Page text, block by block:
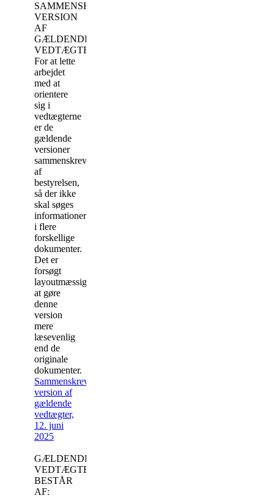
SAMMENSKREVET
VERSION
AF
GÆLDENDE
VEDTÆGTER
For at lette
arbejdet
med at
orientere
sig i
vedtægterne
er de
gældende
versioner
sammenskrevet
af
bestyrelsen,
så der ikke
skal søges
informationer
i flere
forskellige
dokumenter.
Det er
forsøgt
layoutmæssigt
at gøre
denne
version
mere
læsevenlig
end de
originale
dokumenter.
Sammenskrevet
version af
gældende
vedtægter,
12. juni
2025
GÆLDENDE
VEDTÆGTER
BESTÅR
AF: